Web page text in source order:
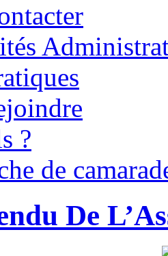
?
de
De